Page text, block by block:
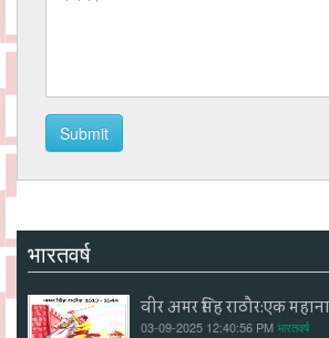
Submit
भारतवर्ष
वीर अमर सिंह राठौर:एक
03-09-2025 12:40:56 PMभारतवर्ष